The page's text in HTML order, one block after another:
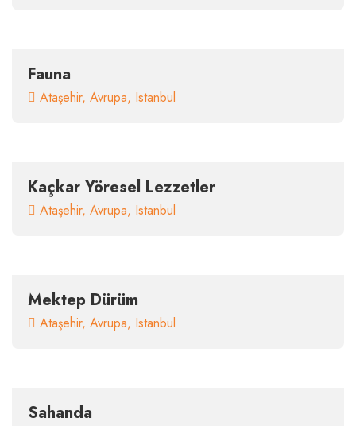
Fauna
Ataşehir, Avrupa, Istanbul
Kaçkar Yöresel Lezzetler
Ataşehir, Avrupa, Istanbul
Mektep Dürüm
Ataşehir, Avrupa, Istanbul
Sahanda